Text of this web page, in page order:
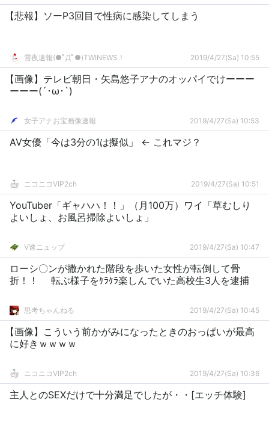
【悲報】ソーP3回目で性病に感染してしまう
雪夜速報(●ﾟДﾟ●)TWINEWS！ 2019/4/27(Sa) 10:55
【画像】テレビ朝日・矢島悠子アナのオッパイでけーーー
ーーー(´･ω･`)
女子アナお宝画像速報 2019/4/27(Sa) 10:53
AV女優「今は3分の1は擬似」 ← これマジ？
ニコニコVIP2ch 2019/4/27(Sa) 10:51
YouTuber「ギャハハ！！」（月100万）ワイ「草むしり
よいしょ、お風呂掃除よいしょ」
V速ニュップ 2019/4/27(Sa) 10:47
ローシ〇ンが撒かれた階段を歩いた女性が転倒して骨
折！！ 転ぶ様子をｹﾗｹﾗ楽しんでいた高校生3人を逮捕
思考ちゃんねる 2019/4/27(Sa) 10:45
【画像】こういう前かがみになったときのおっぱいが最高
に好きｗｗｗｗ
ニコニコVIP2ch 2019/4/27(Sa) 10:36
主人とのSEXだけで十分満足でしたが・・[エッチ体験]